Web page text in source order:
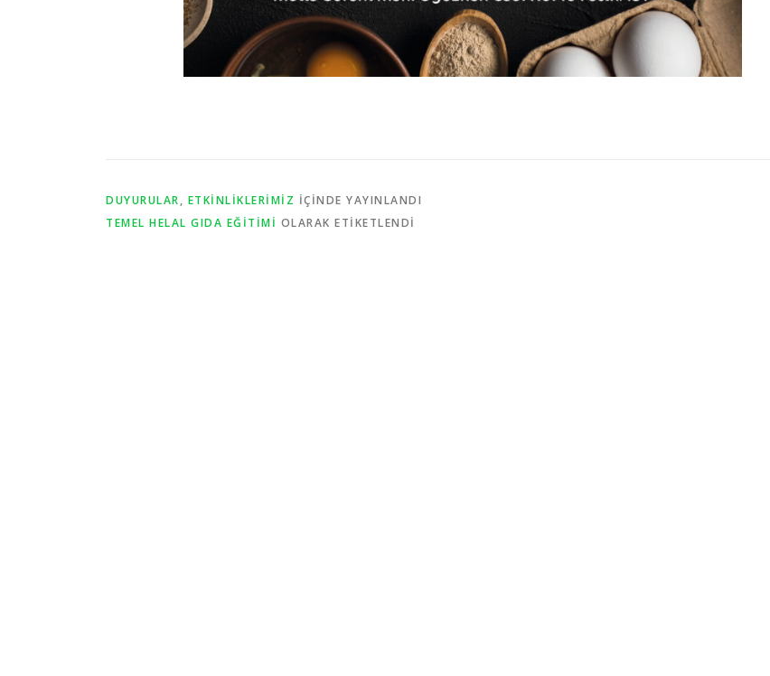
DUYURULAR, ETKINLIKLERIMIZ IÇINDE YAYINLANDI
TEMEL HELAL GIDA EĞITIMI OLARAK ETIKETLENDI